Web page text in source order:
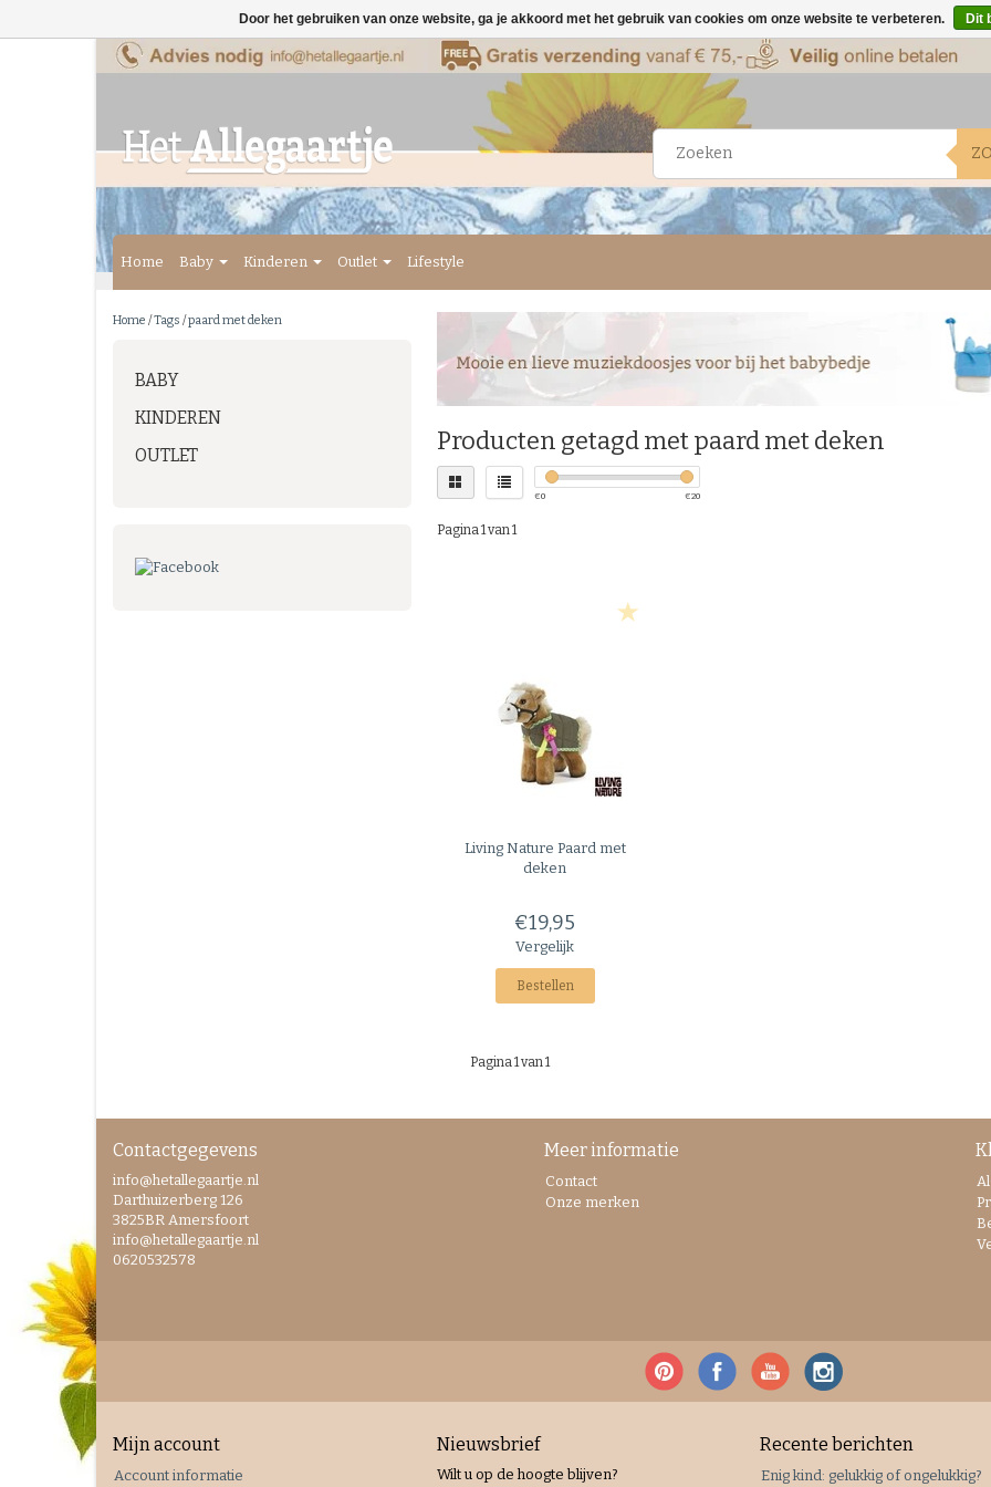
Home Baby Kinderen Outlet Lifestyle
Home /Tags /paard met deken
BABY
KINDEREN
OUTLET
Producten getagd met paard met deken
€0 €20
Pagina 1 van 1
Living Nature Paard met
deken
€19,95
Vergelijk
Bestellen
Pagina 1 van 1
Contactgegevens
info@hetallegaartje.nl
Darthuizerberg 126
3825BR Amersfoort
info@hetallegaartje.nl
0620532578
Meer informatie
Contact
Onze merken
Mijn account
Account informatie
Nieuwsbrief
Wilt u op de hoogte blijven?
Recente berichten
Enig kind: gelukkig of ongelukkig?
Door het gebruiken van onze website, ga je akkoord met het gebruik van cookies om onze website te verbeteren. Dit